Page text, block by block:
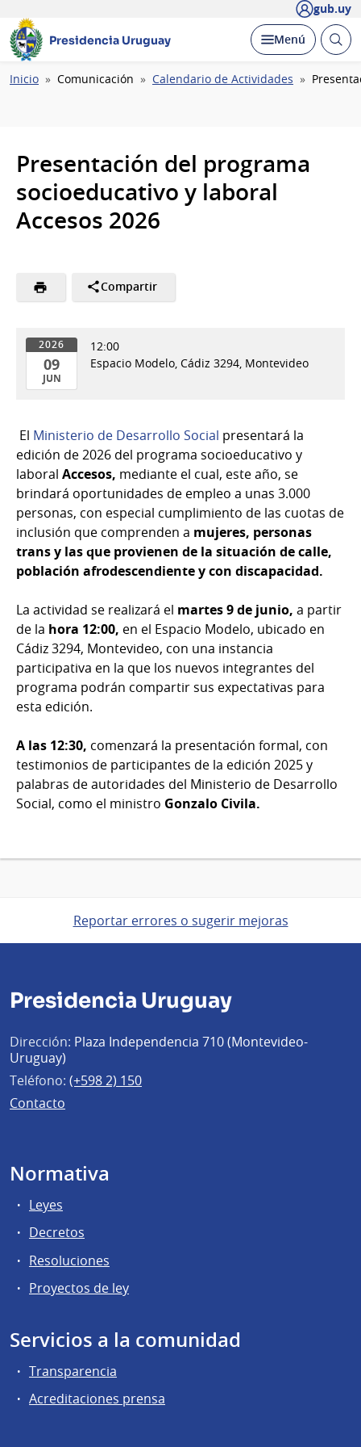
gub.uy
Presidencia Uruguay Desplegar
Menú Abrir
Ruta
Inicio Comunicación Calendario de Actividades
Presentación del programa
socioeducativo y laboral
Accesos 2026
Compartir
2026
09
JUN
Jun
del
2026
12:00
Espacio Modelo, Cádiz 3294, Montevideo
El Ministerio de Desarrollo Social presentará la
edición de 2026 del programa socioeducativo y
laboral Accesos, mediante el cual, este año, se
brindará oportunidades de empleo a unas 3.000
personas, con especial cumplimiento de las cuotas de
inclusión que comprenden a mujeres, personas
trans y las que provienen de la situación de calle,
población afrodescendiente y con discapacidad.
La actividad se realizará el martes 9 de junio, a partir
de la hora 12:00, en el Espacio Modelo, ubicado en
Cádiz 3294, Montevideo, con una instancia
participativa en la que los nuevos integrantes del
programa podrán compartir sus expectativas para
esta edición.
A las 12:30, comenzará la presentación formal, con
testimonios de participantes de la edición 2025 y
palabras de autoridades del Ministerio de Desarrollo
Social, como el ministro Gonzalo Civila.
Reportar errores o sugerir mejoras
Presidencia Uruguay
Dirección: Plaza Independencia 710 (Montevideo-
Uruguay)
Teléfono: (+598 2) 150
Contacto
Normativa
Leyes
Decretos
Resoluciones
Proyectos de ley
Servicios a la comunidad
Transparencia
Acreditaciones prensa